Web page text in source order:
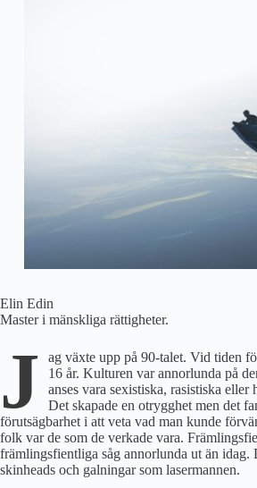
Elin Edin
Master i mänskliga rättigheter.
J
ag växte upp på 90-talet. Vid tiden
16 år. Kulturen var annorlunda på
anses vara sexistiska, rasistiska eller
Det skapade en otrygghet men det
förutsägbarhet i att veta vad man kunde
folk var de som de verkade vara.
främlingsfientliga såg annorlunda ut än idag.
skinheads och galningar som lasermannen.